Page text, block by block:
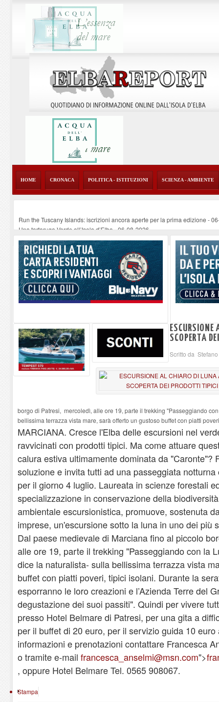
HOME CRONACA POLITICA - ISTITUZIONI SCIENZA - AMBIENTE
Run the Tuscany Islands: iscrizioni ancora aperte per la prima edizione -
Una tartaruga Verde all’Isola d’Elba-06-08-2026
Furgone in fiamme a Capoliveri, illeso il conducente-06-08-2026
Campo: chiusura della biblioteca comunale in occasione del Santo Patrono
A Carpani si apre la Festa di Liberazione: il programma della prima serata-
SCOPERTA
Scritto da
borgo di Patresi, mercoledì, alle ore 19, parte il trekking "Passeggiando
bellissima terrazza vista mare, sarà offerto un gustoso buffet con piatti
MARCIANA. Cresce l'Elba delle escursioni nel
ravvicinati con prodotti tipici. Ma come attuare
calura estiva ultimamente dominata da "Caronte"?
soluzione e invita tutti ad una passeggiata
per il giorno 4 luglio. Laureata in scienze forestali
specializzazione in conservazione della
ambientale escursionistica, promuove, sostenuta
imprese, un'escursione sotto la luna in uno dei più
Dal paese medievale di Marciana fino al piccolo
alle ore 19, parte il trekking "Passeggiando con la
dice la naturalista- sulla bellissima terrazza vista
buffet con piatti poveri, tipici isolani. Durante la
esporranno le loro creazioni e l’Azienda Terre del
degustazione dei suoi passiti". Quindi per vivere
presso Hotel Belmare di Patresi, per una gita a
per il buffet di 20 euro, per il servizio guida 10
informazioni e prenotazioni contattare Francesca
o tramite e-mail francesca_anselmi@msn.com">
, oppure Hotel Belmare Tel. 0565 908067.
Stampa